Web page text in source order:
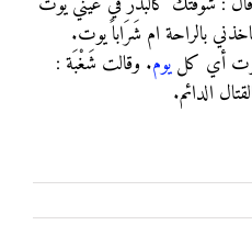
بالراحة ام شَرَاباً يوت.
يوت أي كليوم. وقالت شَغْبَة :
الدائم.